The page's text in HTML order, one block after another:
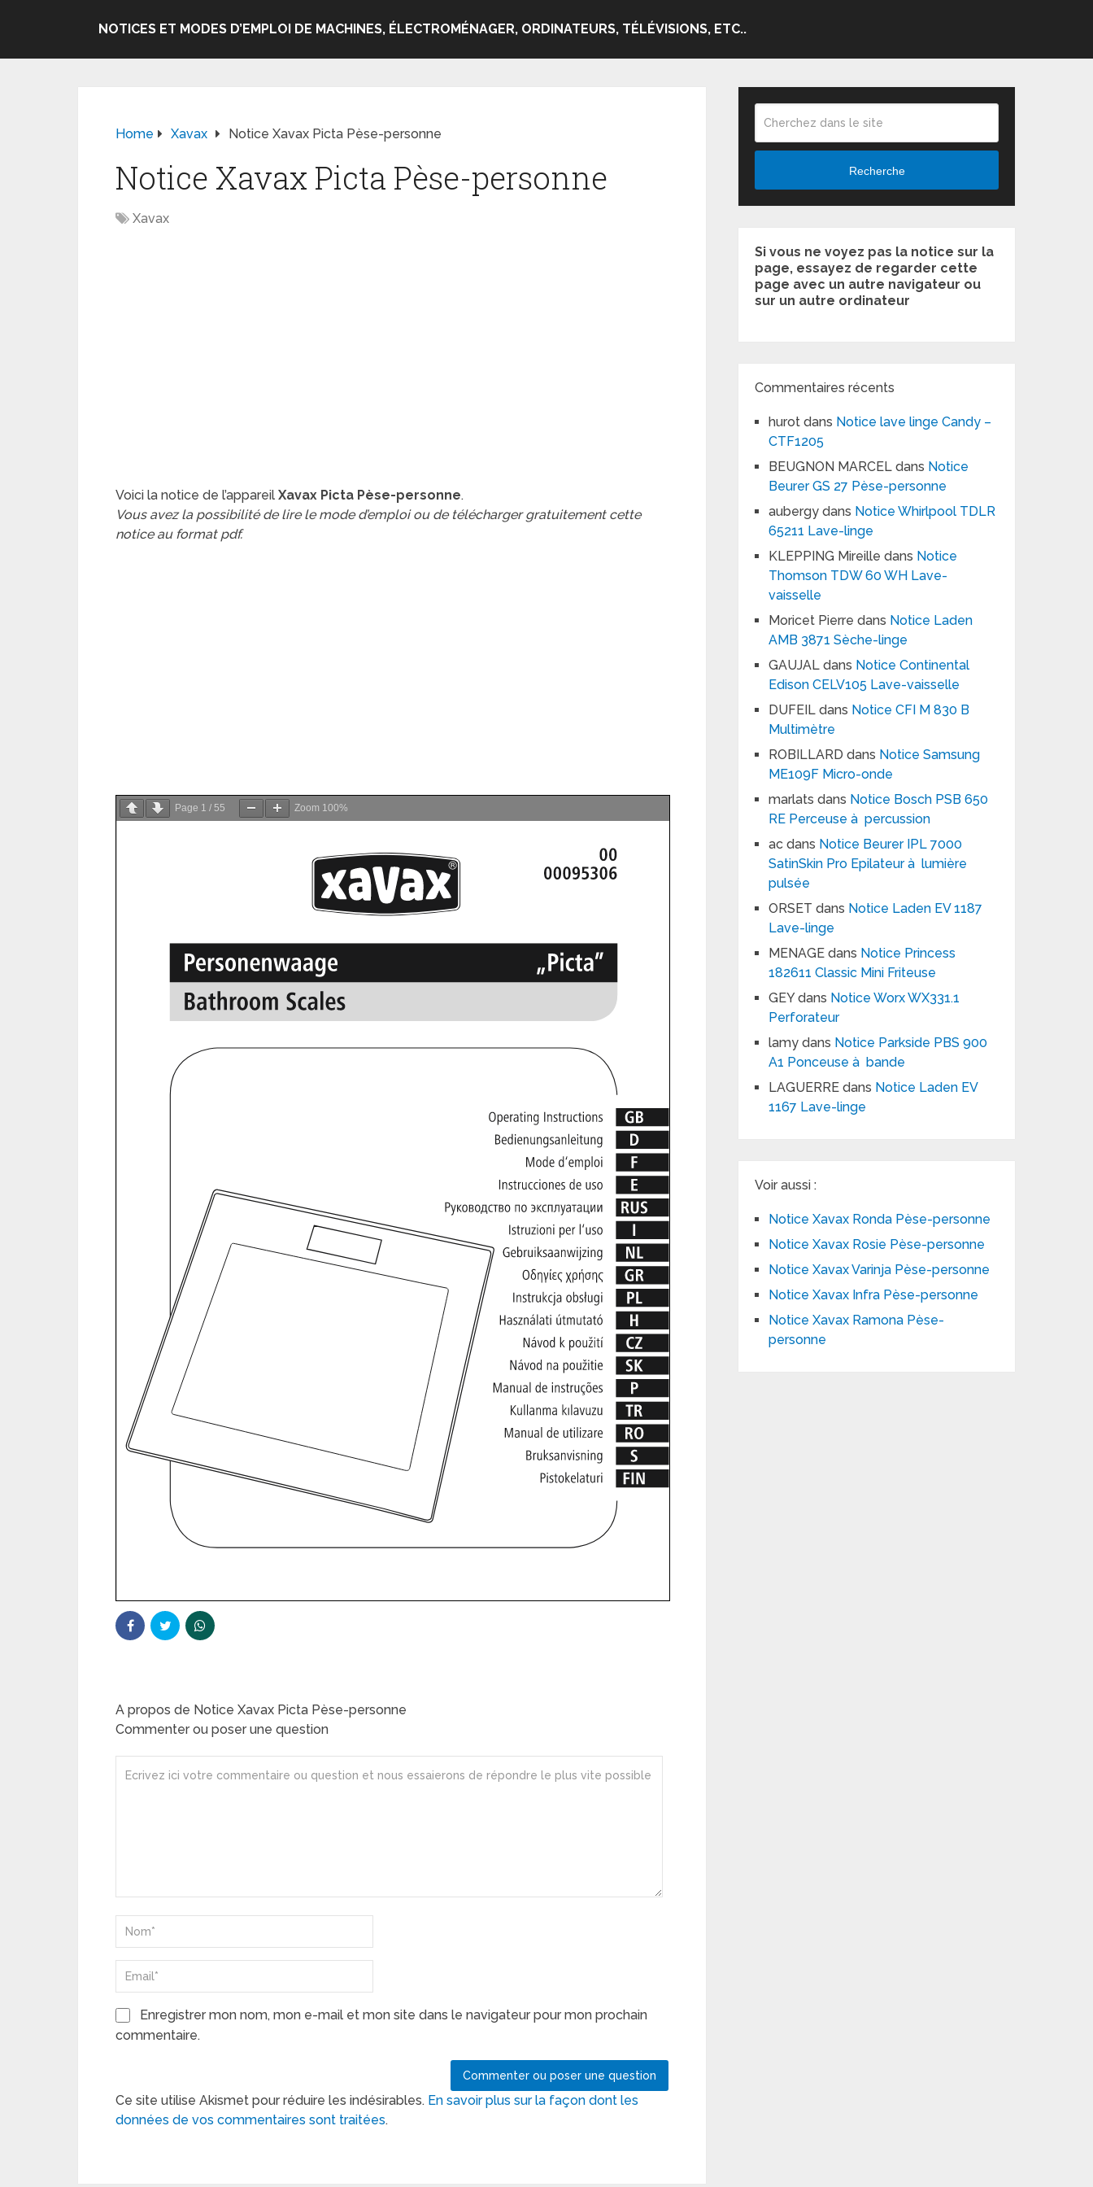
NOTICES ET MODES D’EMPLOI DE MACHINES, ÉLECTROMÉNAGER, ORDINATEURS, TÉLÉVISIONS, ETC..
Home Xavax Notice Xavax Picta Pèse-personne
Notice Xavax Picta Pèse-personne
Xavax
Voici la notice de l’appareil Xavax Picta Pèse-personne.
Vous avez la possibilité de lire le mode d’emploi ou de télécharger gratuitement cette
notice au format pdf.
Page 1 / 55 Zoom 100%
A propos de Notice Xavax Picta Pèse-personne
Commenter ou poser une question
Enregistrer mon nom, mon e-mail et mon site dans le navigateur pour mon prochain
commentaire.
Ce site utilise Akismet pour réduire les indésirables. En savoir plus sur la façon dont les
données de vos commentaires sont traitées.
Recherche
Si vous ne voyez pas la notice sur la
page, essayez de regarder cette
page avec un autre navigateur ou
sur un autre ordinateur
Commentaires récents
hurot dans Notice lave linge Candy –
CTF1205
BEUGNON MARCEL dans Notice
Beurer GS 27 Pèse-personne
aubergy dans Notice Whirlpool TDLR
65211 Lave-linge
KLEPPING Mireille dans Notice
Thomson TDW 60 WH Lave-
vaisselle
Moricet Pierre dans Notice Laden
AMB 3871 Sèche-linge
GAUJAL dans Notice Continental
Edison CELV105 Lave-vaisselle
DUFEIL dans Notice CFI M 830 B
Multimètre
ROBILLARD dans Notice Samsung
ME109F Micro-onde
marlats dans Notice Bosch PSB 650
RE Perceuse à percussion
ac dans Notice Beurer IPL 7000
SatinSkin Pro Epilateur à lumière
pulsée
ORSET dans Notice Laden EV 1187
Lave-linge
MENAGE dans Notice Princess
182611 Classic Mini Friteuse
GEYdans Notice Worx WX331.1
Perforateur
lamy dans Notice Parkside PBS 900
A1 Ponceuse à bande
LAGUERRE dans Notice Laden EV
1167 Lave-linge
Voir aussi :
Notice Xavax Ronda Pèse-personne
Notice Xavax Rosie Pèse-personne
Notice Xavax Varinja Pèse-personne
Notice Xavax Infra Pèse-personne
Notice Xavax Ramona Pèse-
personne